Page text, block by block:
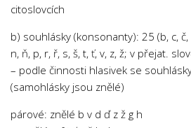
Zdravotnictví
Zeměpis
Novinky
citoslovcích
b) souhlásky (konsonanty): 25 (b, c, č,
n, ň, p, r, ř, s, š, t, ť, v, z, ž; v přejat.
– podle činnosti hlasivek se
(samohlásky jsou znělé)
párové: znělé b v d ď z ž g h